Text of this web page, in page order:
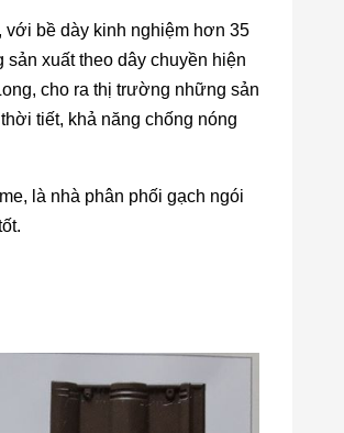
bề dày kinh nghiệm hơn 35
xuất theo dây chuyền hiện
cho ra thị trường những sản
tiết, khả năng chống nóng
là nhà phân phối gạch ngói